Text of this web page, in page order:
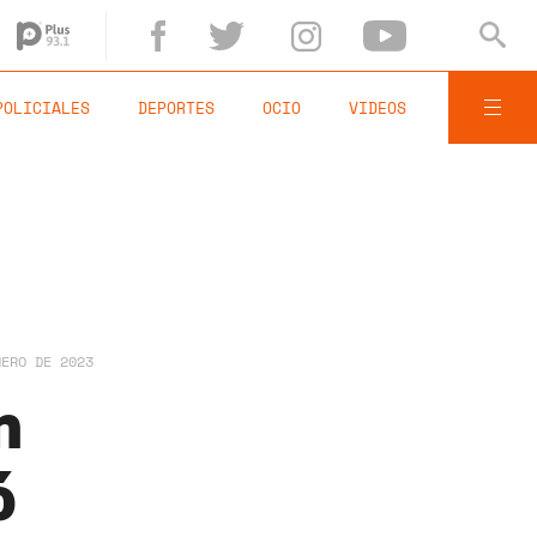
DEPORTES OCIO VIDEOS
DE 2023